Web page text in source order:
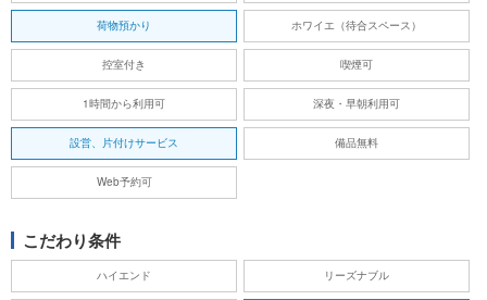
荷物預かり ホワイエ（待合スペース）
控室付き 喫煙可
1時間から利用可 深夜・早朝利用可
設営、片付けサービス 備品無料
Web予約可
こだわり条件
ハイエンド リーズナブル